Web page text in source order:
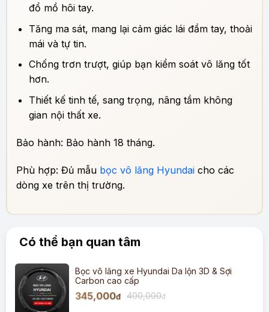
đổ mồ hôi tay.
Tăng ma sát, mang lại cảm giác lái đầm tay, thoải
mái và tự tin.
Chống trơn trượt, giúp bạn kiểm soát vô lăng tốt
hơn.
Thiết kế tinh tế, sang trọng, nâng tầm không
gian nội thất xe.
Bảo hành: Bảo hành 18 tháng.
Phù hợp: Đủ mẫu bọc vô lăng Hyundai cho các
dòng xe trên thị trường.
Có thể bạn quan tâm
Bọc vô lăng xe Hyundai Da lộn 3D & Sợi
Carbon cao cấp
345,000đ 400,000đ